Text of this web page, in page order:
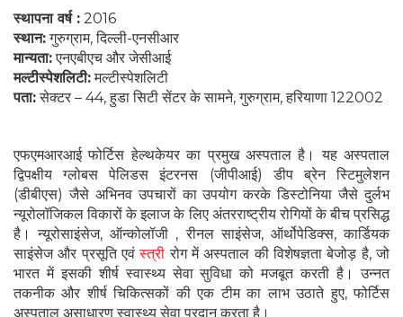
स्थापना वर्ष : 2016
स्थान:गुरुग्राम, दिल्ली-एनसीआर
मान्यता:एनएबीएच और जेसीआई
मल्टीस्पेशलिटी:मल्टीस्पेशलिटी
पता:सेक्टर – 44, हुडा सिटी सेंटर के सामने, गुरुग्राम, हरियाणा 122002
एफएमआरआई फोर्टिस हेल्थकेयर का प्रमुख अस्पताल है। यह अस्पताल
द्विपक्षीय ग्लोबस पेलिडस इंटरनस (जीपीआई) डीप ब्रेन स्टिमुलेशन
(डीबीएस) जैसे अभिनव उपचारों का उपयोग करके डिस्टोनिया जैसे दुर्लभ
न्यूरोलॉजिकल विकारों के इलाज के लिए अंतरराष्ट्रीय रोगियों के बीच प्रसिद्ध
है। न्यूरोसाइंसेज, ऑन्कोलॉजी , रीनल साइंसेज, ऑर्थोपेडिक्स, कार्डियक
साइंसेज और प्रसूति एवंस्त्री रोग में अस्पताल की विशेषज्ञता बेजोड़ है, जो
भारत में इसकी शीर्ष स्वास्थ्य सेवा सुविधा को मजबूत करती है। उन्नत
तकनीक और शीर्ष चिकित्सकों की एक टीम का लाभ उठाते हुए, फोर्टिस
अस्पताल असाधारण स्वास्थ्य सेवा प्रदान करता है।